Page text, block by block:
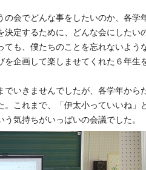
の会でどんな事をしたいのか、各
決定するために、どんな会にしたい
ても、僕たちのことを忘れないよう
を企画して楽しませてくれた６年
でいきませんでしたが、各学年か
。これまで、「伊太小っていいね
気持ちがいっぱいの会議でした。